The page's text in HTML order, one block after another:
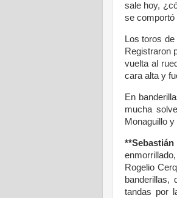
sale hoy,
se comportó
Los toros
Registraron
vuelta al
cara alta y
En
mucha
Monaguillo
**Sebastián
Rogelio
banderillas,
tandas por